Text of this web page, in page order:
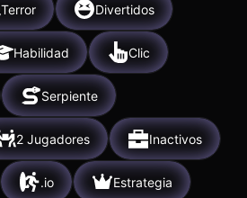
Terror Divertidos
Habilidad Clic
Serpiente
2 Jugadores Inactivos
.io Estrategia